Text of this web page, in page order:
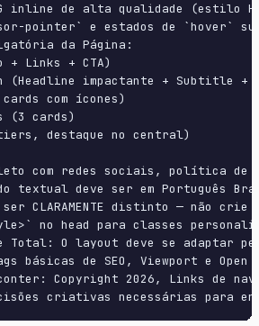
inline de alta qualidade (estilo
pointer` e estados de `hover`
da Página:
+ Links + CTA)
(Headline impactante + Subtitle +
com ícones)
(3 cards)
destaque no central)
com redes sociais, política
textual deve ser em Português
CLARAMENTE distinto — não
no head para classes
Total: O layout deve se adaptar
básicas de SEO, Viewport e Open
Copyright 2026, Links de
criativas necessárias para